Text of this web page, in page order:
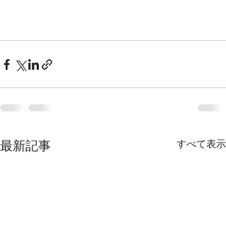
最新記事 すべて表示